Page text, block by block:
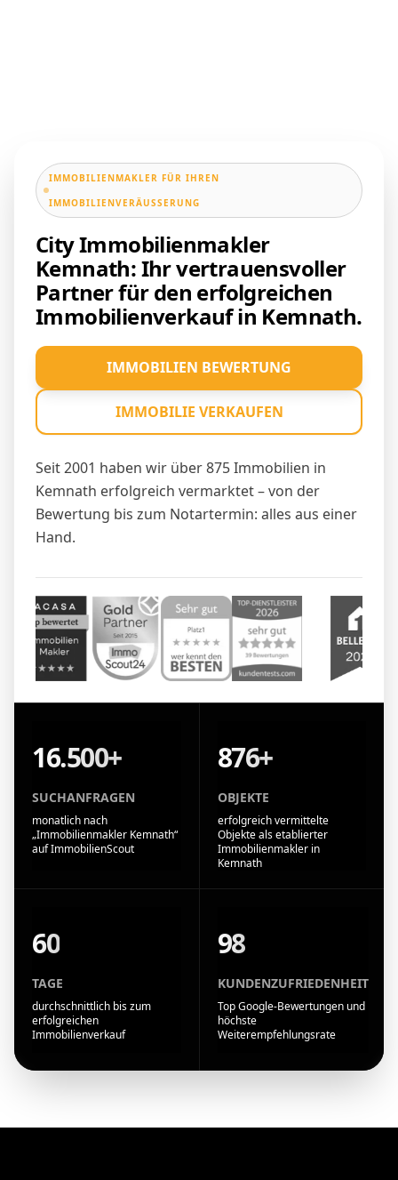
IMMOBILIENMAKLER FÜR IHREN
IMMOBILIENVERÄUSSERUNG
City Immobilienmakler
Kemnath: Ihr vertrauensvoller
Partner für den erfolgreichen
Immobilienverkauf in Kemnath.
Seit 2001 haben wir über 875 Immobilien in
Kemnath erfolgreich vermarktet – von der
Bewertung bis zum Notartermin: alles aus einer
Hand.
IMMOBILIEN BEWERTUNG
IMMOBILIE VERKAUFEN
16.500+
SUCHANFRAGEN
monatlich nach
„Immobilienmakler Kemnath“
auf ImmobilienScout
876+
OBJEKTE
erfolgreich vermittelte
Objekte als etablierter
Immobilienmakler in
Kemnath
60
TAGE
durchschnittlich bis zum
erfolgreichen
Immobilienverkauf
98
KUNDENZUFRIEDENHEIT
Top Google-Bewertungen und
höchste
Weiterempfehlungsrate